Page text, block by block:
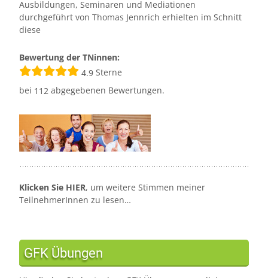
Ausbildungen, Seminaren und Mediationen
durchgeführt von Thomas Jennrich erhielten im Schnitt
diese
Bewertung der TNinnen:
4.9 Sterne
bei 112 abgegebenen Bewertungen.
Klicken Sie HIER, um weitere Stimmen meiner
TeilnehmerInnen zu lesen…
GFK Übungen